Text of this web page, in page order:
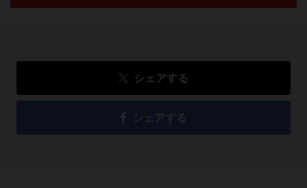
シェアする
シェアする